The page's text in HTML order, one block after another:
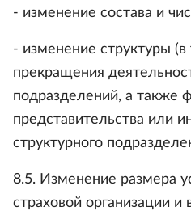
- изменение состава и
- изменение структуры
прекращения
подразделений, а также
представительства или
структурного
8.5. Изменение размера
страховой организации и